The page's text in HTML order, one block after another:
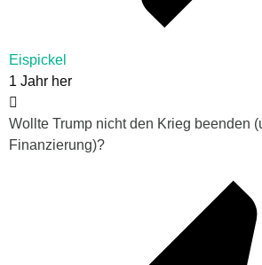
Eispickel
1 Jahr her
Wollte Trump nicht den Krieg beenden
Finanzierung)?